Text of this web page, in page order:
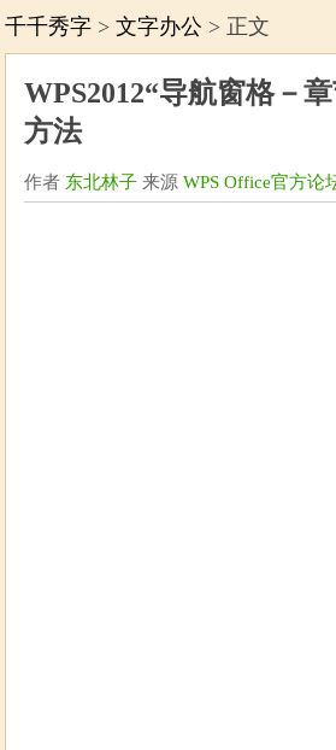
千千秀字 >文字办公 > 正文
WPS2012“导航窗格－
方法
作者 东北林子 来源WPS Office官方论